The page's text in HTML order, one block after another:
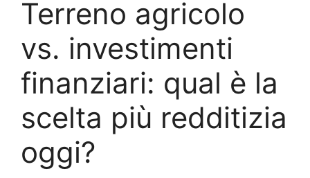
Terreno agricolo
vs. investimenti
finanziari: qual è la
scelta più redditizia
oggi?